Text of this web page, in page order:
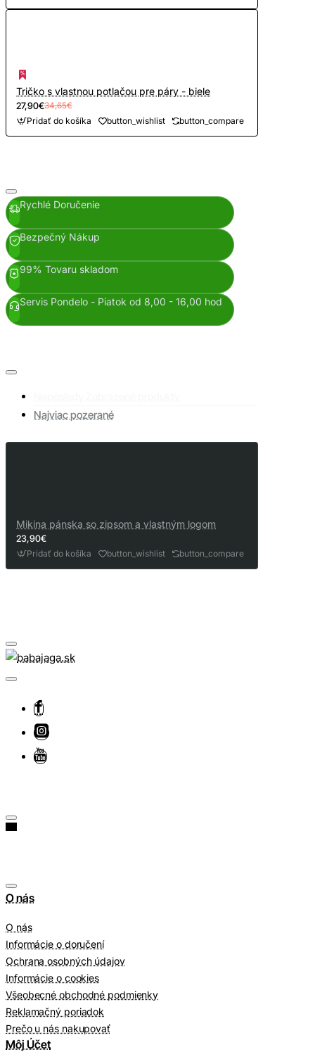
Tričko s vlastnou potlačou pre páry - biele
27,90€34,65€
Pridať do košíka button_wishlist button_compare
Rychlé Doručenie
Bezpečný Nákup
99% Tovaru skladom
Servis Pondelo - Piatok od 8,00 - 16,00 hod
Najviac pozerané
Mikina pánska so zipsom a vlastným logom
23,90€
Pridať do košíka button_wishlist button_compare
O nás
O nás
Informácie o doručení
Ochrana osobných údajov
Informácie o cookies
Všeobecné obchodné podmienky
Reklamačný poriadok
Prečo u nás nakupovať
Môj Účet